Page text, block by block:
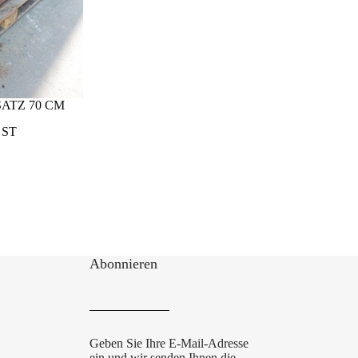
70 CM
Abonnieren
Geben Sie Ihre E-Mail-Adresse